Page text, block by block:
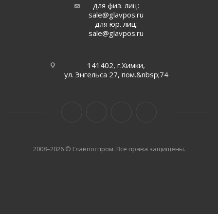
для физ. лиц:
sale@glavpos.ru
для юр. лиц:
sale@glavpos.ru
141402, г.Химки,
ул. Энгельса 27, пом.&nbsp;74
2008–2026 © Главпоспром. Все права защищены.